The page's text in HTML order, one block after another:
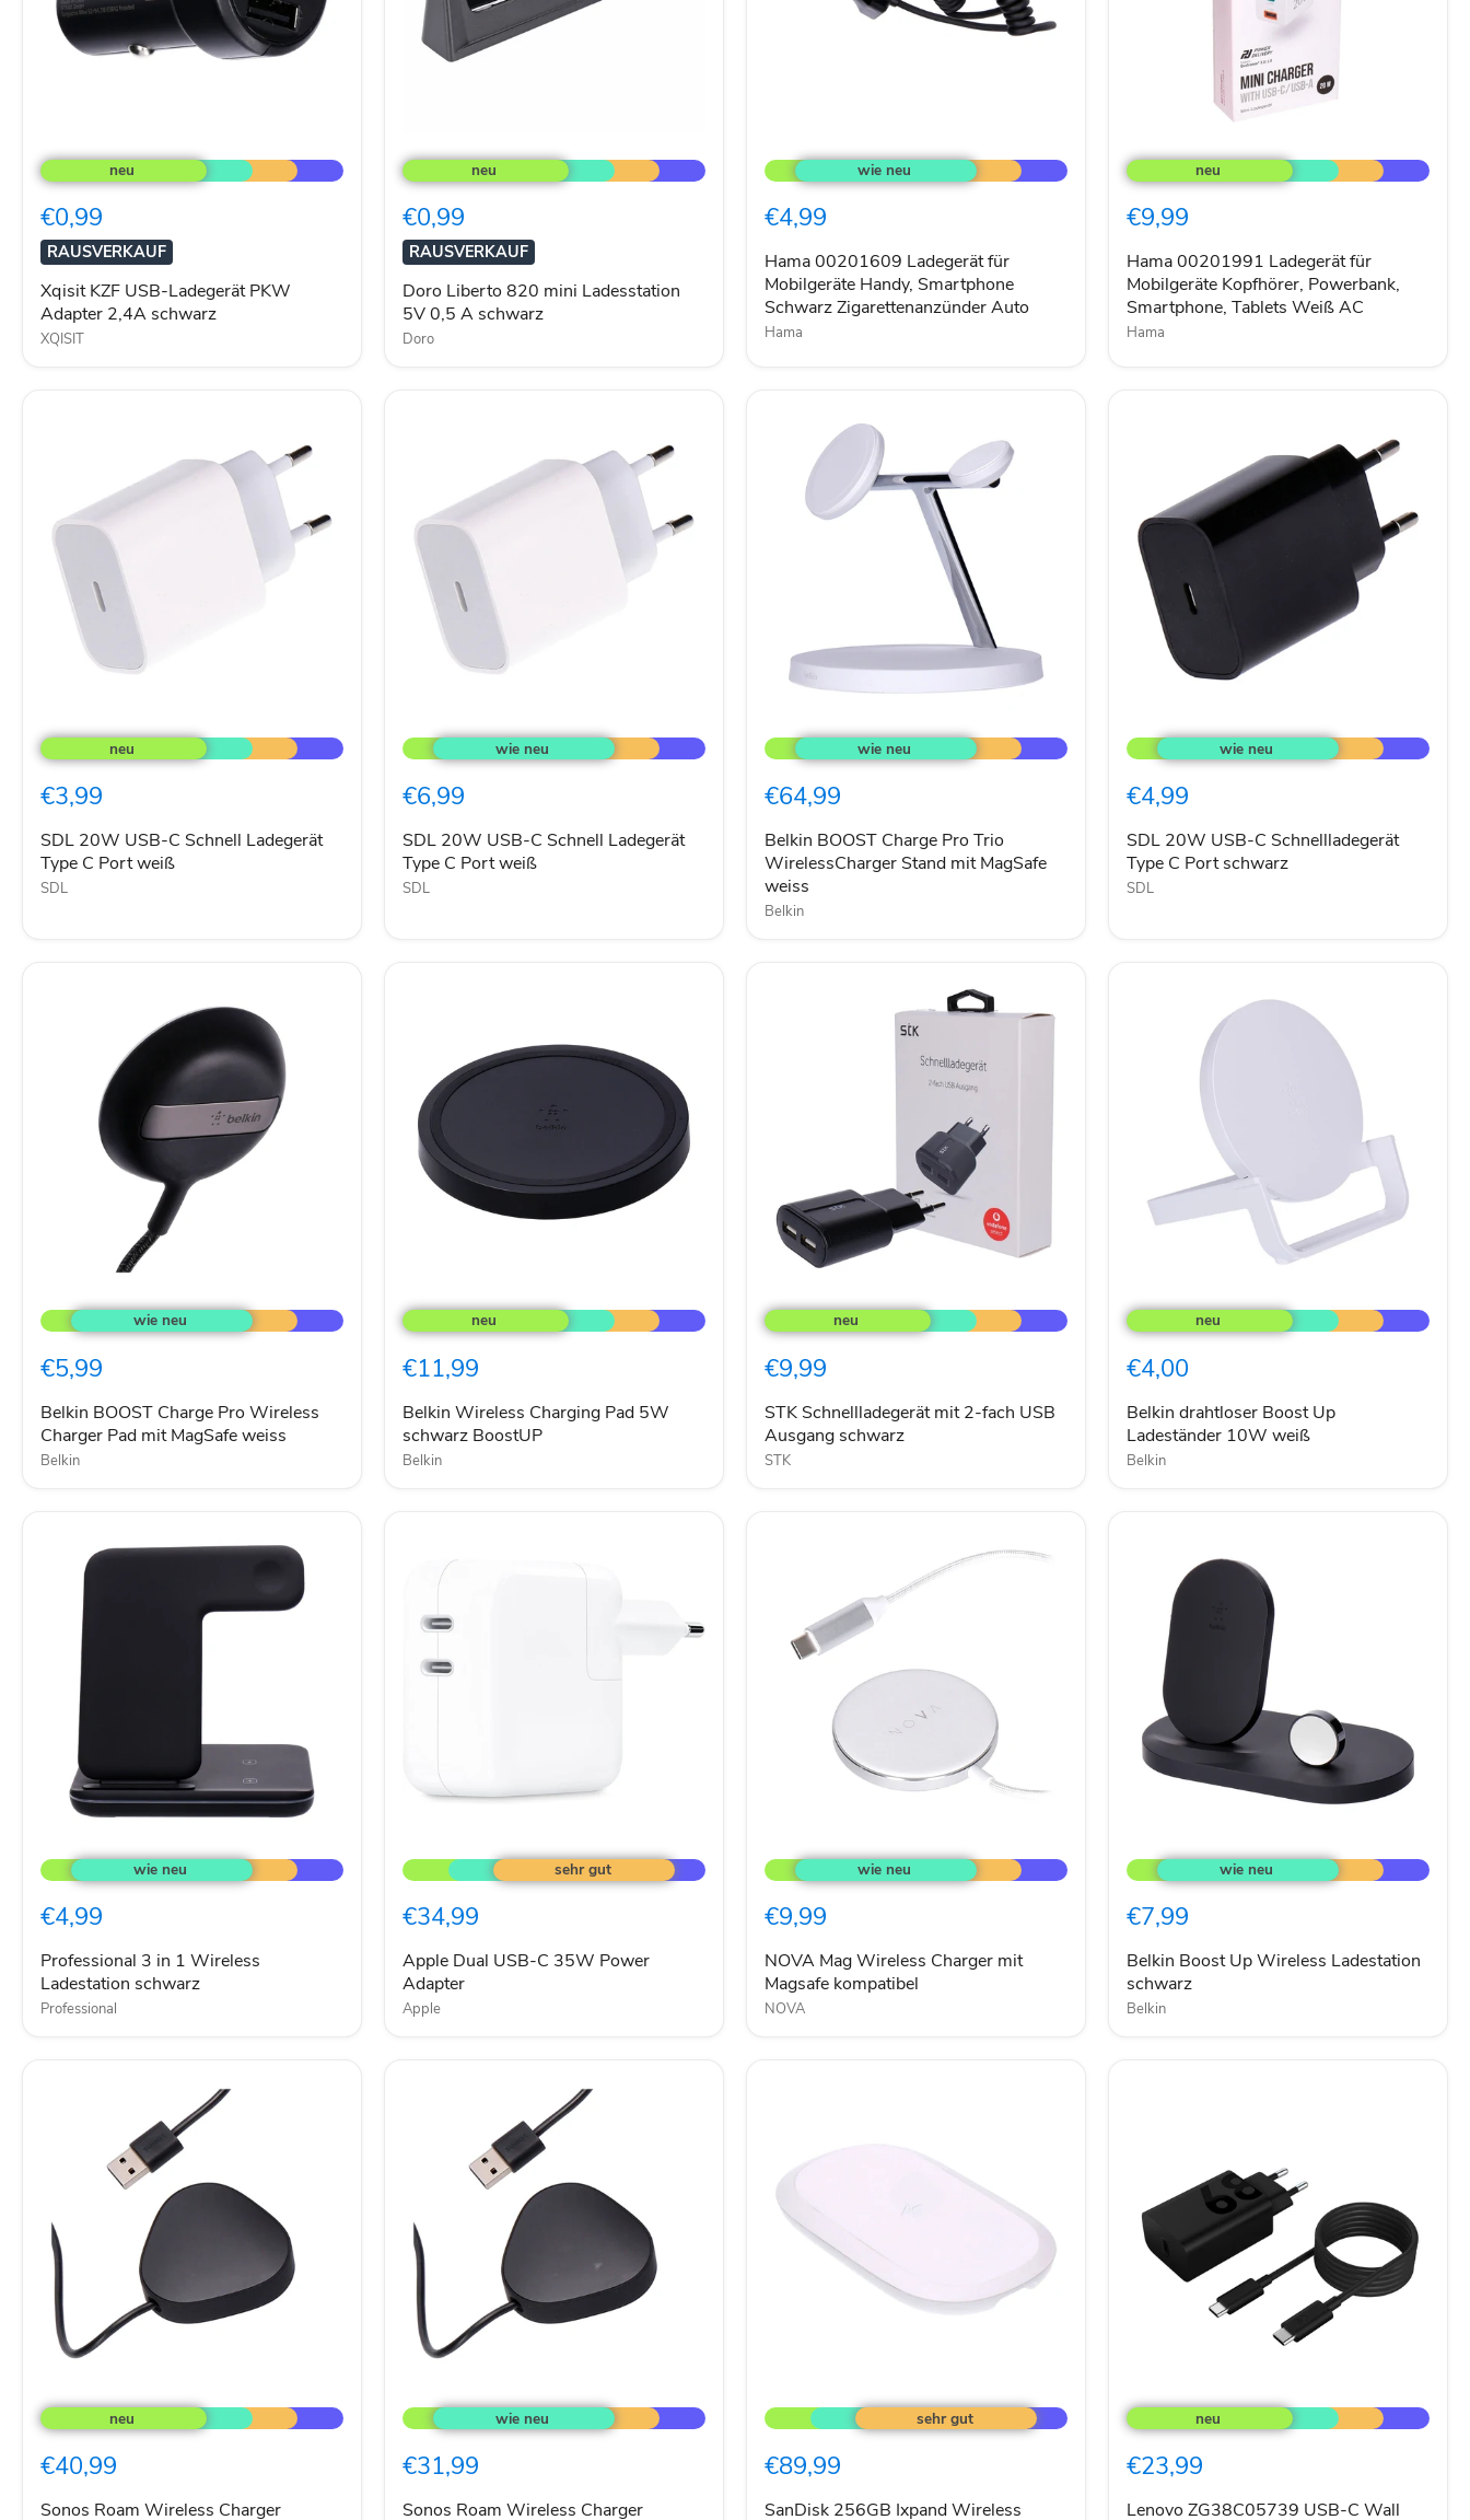
KZF
USB-
PKW
Adapter
2,4A
schwarz
€0,99
RAUSVERKAUF
Xqisit KZF USB-Ladegerät PKW
Adapter 2,4A schwarz
XQISIT
Liberto
820
Ladesstation
5V
0,5
A
schwarz
€0,99
RAUSVERKAUF
Doro Liberto 820 mini Ladesstation
5V 0,5 A schwarz
Doro
00201609
Ladegerät
Mobilgeräte
Smartphone
Schwarz
Zigarettenanzünder
Auto
€4,99
Hama 00201609 Ladegerät für
Mobilgeräte Handy, Smartphone
Schwarz Zigarettenanzünder Auto
Hama
00201991
Ladegerät
Mobilgeräte
Powerbank,
Smartphone,
Tablets
Weiß
AC
€9,99
Hama 00201991 Ladegerät für
Mobilgeräte Kopfhörer, Powerbank,
Smartphone, Tablets Weiß AC
Hama
20W
USB-
Schnell
Type
C
Port
weiß
€3,99
SDL 20W USB-C Schnell Ladegerät
Type C Port weiß
SDL
20W
USB-
Schnell
Type
C
Port
weiß
€6,99
SDL 20W USB-C Schnell Ladegerät
Type C Port weiß
SDL
BOOST
Charge
Trio
Stand
mit
MagSafe
weiss
€64,99
Belkin BOOST Charge Pro Trio
WirelessCharger Stand mit MagSafe
weiss
Belkin
20W
USB-
Schnellladegerät
C
Port
schwarz
€4,99
SDL 20W USB-C Schnellladegerät
Type C Port schwarz
SDL
BOOST
Charge
Wireless
Pad
mit
MagSafe
weiss
€5,99
Belkin BOOST Charge Pro Wireless
Charger Pad mit MagSafe weiss
Belkin
Wireless
Charging
5W
BoostUP
€11,99
Belkin Wireless Charging Pad 5W
schwarz BoostUP
Belkin
Schnellladegerät
mit
fach
Ausgang
schwarz
€9,99
STK Schnellladegerät mit 2-fach USB
Ausgang schwarz
STK
drahtloser
Boost
Ladeständer
weiß
€4,00
Belkin drahtloser Boost Up
Ladeständer 10W weiß
Belkin
3
in
Wireless
schwarz
€4,99
Professional 3 in 1 Wireless
Ladestation schwarz
Professional
Dual
USB-
35W
Adapter
€34,99
Apple Dual USB-C 35W Power
Adapter
Apple
Mag
Wireless
mit
kompatibel
€9,99
NOVA Mag Wireless Charger mit
Magsafe kompatibel
NOVA
Boost
Up
Ladestation
€7,99
Belkin Boost Up Wireless Ladestation
schwarz
Belkin
Roam
Wireless
schwarz
€40,99
Sonos Roam Wireless Charger
Roam
Wireless
schwarz
€31,99
Sonos Roam Wireless Charger
256GB
Ixpand
Charger
Qi-
€89,99
SanDisk 256GB Ixpand Wireless
ZG38C05739
USB-
Wall
68W
€23,99
Lenovo ZG38C05739 USB-C Wall